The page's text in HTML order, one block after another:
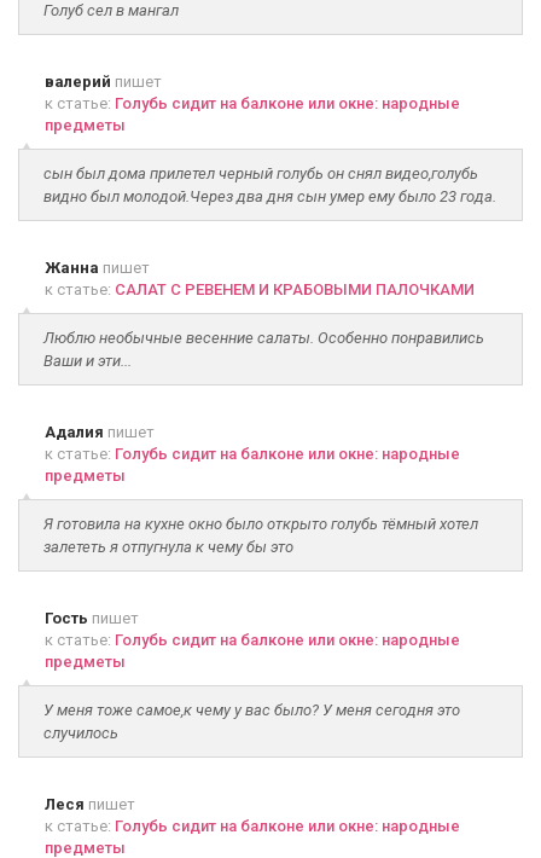
Голуб сел в мангал
валерий пишет
к статье: Голубь сидит на балконе или окне: народные
предметы
сын был дома прилетел черный голубь он снял видео,голубь
видно был молодой.Через два дня сын умер ему было 23 года.
Жанна пишет
к статье: САЛАТ С РЕВЕНЕМ И КРАБОВЫМИ ПАЛОЧКАМИ
Люблю необычные весенние салаты. Особенно понравились
Ваши и эти...
Адалия пишет
к статье: Голубь сидит на балконе или окне: народные
предметы
Я готовила на кухне окно было открыто голубь тёмный хотел
залететь я отпугнула к чему бы это
Гость пишет
к статье: Голубь сидит на балконе или окне: народные
предметы
У меня тоже самое,к чему у вас было? У меня сегодня это
случилось
Леся пишет
к статье: Голубь сидит на балконе или окне: народные
предметы